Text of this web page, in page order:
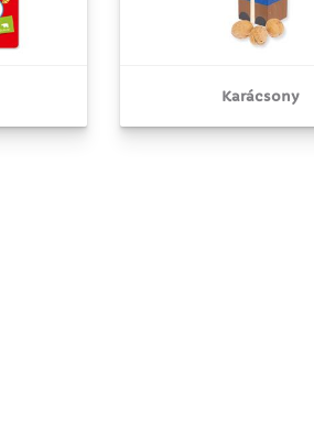
Karácsony